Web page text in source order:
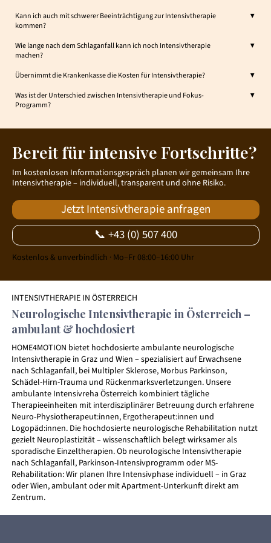
▼
Kann ich auch mit schwerer Beeinträchtigung zur Intensivtherapie
kommen?
▼
Wie lange nach dem Schlaganfall kann ich noch Intensivtherapie
machen?
▼
Übernimmt die Krankenkasse die Kosten für Intensivtherapie?
▼
Was ist der Unterschied zwischen Intensivtherapie und Fokus-
Programm?
Bereit für intensive Fortschritte?
Im kostenlosen Informationsgespräch planen wir gemeinsam Ihre
Intensivtherapie – individuell, transparent und ohne Risiko.
Jetzt Intensivtherapie anfragen
📞 +43 (0) 507 400
Kostenlos & unverbindlich · Mo–Fr 08:00–16:00 Uhr
INTENSIVTHERAPIE IN ÖSTERREICH
Neurologische Intensivtherapie in Österreich –
ambulant & hochdosiert
HOME4MOTION bietet hochdosierte ambulante neurologische
Intensivtherapie in Graz und Wien – spezialisiert auf Erwachsene
nach Schlaganfall, bei Multipler Sklerose, Morbus Parkinson,
Schädel-Hirn-Trauma und Rückenmarksverletzungen. Unsere
ambulante Intensivreha Österreich kombiniert tägliche
Therapieeinheiten mit interdisziplinärer Betreuung durch erfahrene
Neuro-Physiotherapeut:innen, Ergotherapeut:innen und
Logopäd:innen. Die hochdosierte neurologische Rehabilitation nutzt
gezielt Neuroplastizität – wissenschaftlich belegt wirksamer als
sporadische Einzeltherapien. Ob neurologische Intensivtherapie
nach Schlaganfall, Parkinson-Intensivprogramm oder MS-
Rehabilitation: Wir planen Ihre Intensivphase individuell – in Graz
oder Wien, ambulant oder mit Apartment-Unterkunft direkt am
Zentrum.